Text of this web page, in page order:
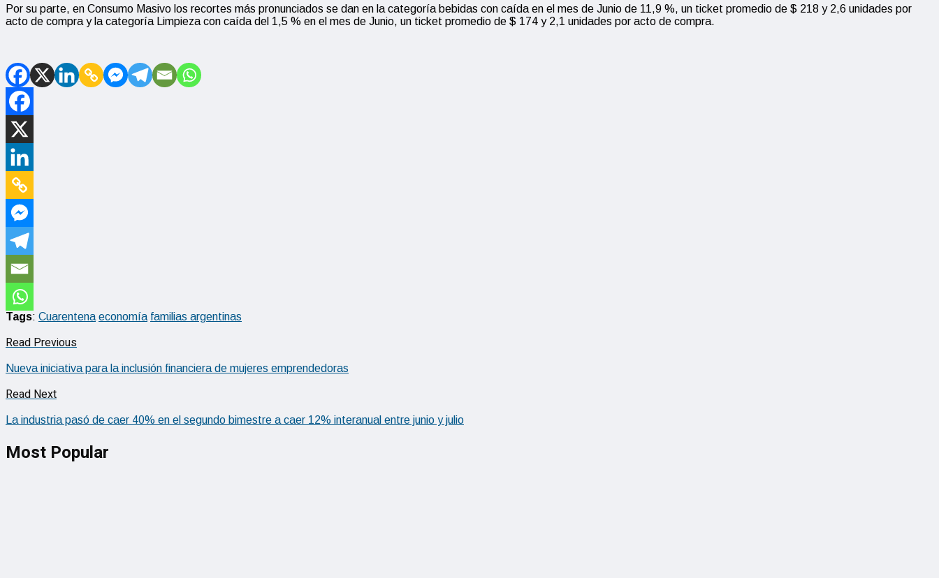
Por su parte, en Consumo Masivo los recortes más pronunciados se dan en la categoría bebidas con caída en el mes de Junio de 11,9 %, un ticket promedio de $ 218 y 2,6 unidades por
acto de compra y la categoría Limpieza con caída del 1,5 % en el mes de Junio, un ticket promedio de $ 174 y 2,1 unidades por acto de compra.
Tags: Cuarentena economía familias argentinas
Read Previous
Nueva iniciativa para la inclusión financiera de mujeres emprendedoras
Read Next
La industria pasó de caer 40% en el segundo bimestre a caer 12% interanual entre junio y julio
Most Popular